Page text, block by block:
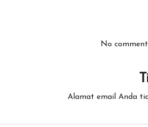
No
Alamat email Anda